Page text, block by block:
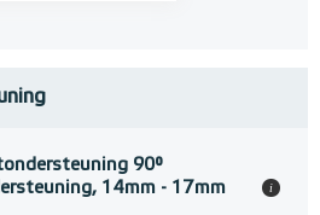
90°
14mm - 17mm
i